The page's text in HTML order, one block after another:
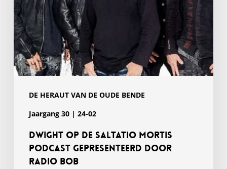
DE HERAUT VAN DE OUDE BENDE
Jaargang 30 | 24-02
Radio
Bob
Dwight op de Saltatio Mortis
podcast gepresenteerd door
Radio Bob